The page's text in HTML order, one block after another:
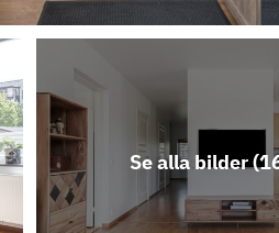
Se alla bilder (